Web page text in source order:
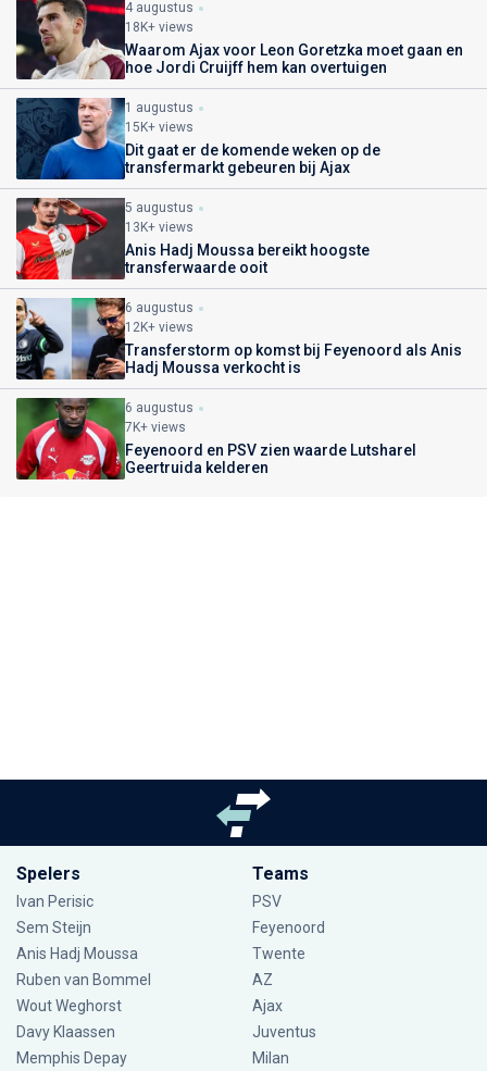
4 augustus
18K+ views
Waarom Ajax voor Leon Goretzka moet gaan en
hoe Jordi Cruijff hem kan overtuigen
1 augustus
15K+ views
Dit gaat er de komende weken op de
transfermarkt gebeuren bij Ajax
5 augustus
13K+ views
Anis Hadj Moussa bereikt hoogste
transferwaarde ooit
6 augustus
12K+ views
Transferstorm op komst bij Feyenoord als Anis
Hadj Moussa verkocht is
6 augustus
7K+ views
Feyenoord en PSV zien waarde Lutsharel
Geertruida kelderen
Spelers
Ivan Perisic
Sem Steijn
Anis Hadj Moussa
Ruben van Bommel
Wout Weghorst
Davy Klaassen
Memphis Depay
Teams
PSV
Feyenoord
Twente
AZ
Ajax
Juventus
Milan